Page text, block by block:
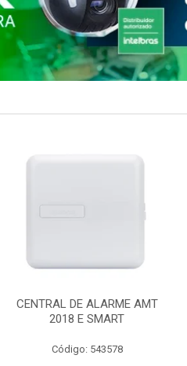
CENTRAL DE ALARME AMT
2018 E SMART
Código: 543578